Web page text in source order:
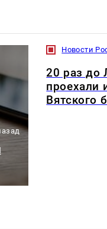
Новости
20 раз до
проехали
Вятского